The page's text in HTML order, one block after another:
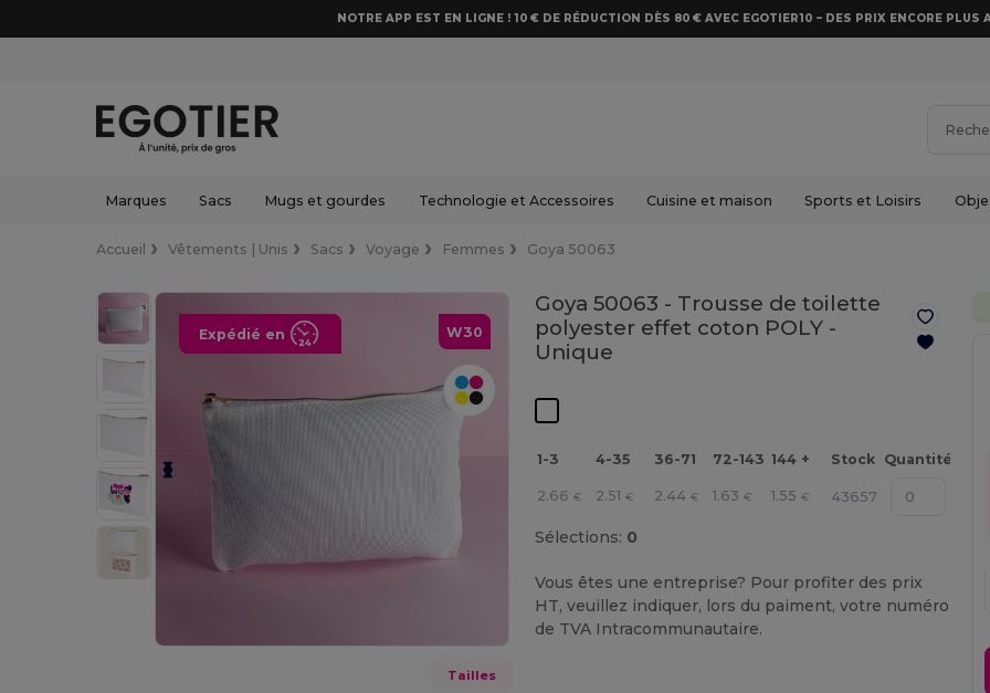
NOTRE APP EST EN LIGNE ! 10 € DE RÉDUCTION DÈS 80 € AVEC EGOTIER10 – DES PRIX ENCORE PLUS
Marques Sacs Mugs et gourdes Technologie et Accessoires Cuisine et maison Sports et Loisirs
Accueil Vêtements | Unis Sacs Voyage Femmes Goya 50063
W30
Expédié en
Tailles
Goya 50063 - Trousse de toilette
polyester effet coton POLY -
Unique
1-3 4-35 36-71 72-143 144 + Stock Quantité
2.66 € 2.51 € 2.44 € 1.63 € 1.55 € 43657
Sélections: 0
Vous êtes une entreprise? Pour profiter des prix
HT, veuillez indiquer, lors du paiment, votre numéro
de TVA Intracommunautaire.